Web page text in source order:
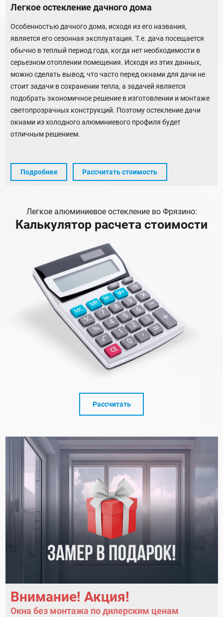
Легкое остекление дачного дома
Особенностью дачного дома, исходя из его названия,
является его сезонная эксплуатация. Т.е. дача посещается
обычно в теплый период года, когда нет необходимости в
серьезном отоплении помещения. Исходя из этих данных,
можно сделать вывод, что часто перед окнами для дачи не
стоит задачи в сохранении тепла, а задачей является
подобрать экономичное решение в изготовлении и монтаже
светопрозрачных конструкций. Поэтому остекление дачи
окнами из холодного алюминиевого профиля будет
отличным решением.
Подробнее Рассчитать стоимость
Легкое алюминиевое остекление во Фрязино:
Калькулятор расчета стоимости
Рассчитать
Внимание! Акция!
Окна без монтажа по дилерским ценам